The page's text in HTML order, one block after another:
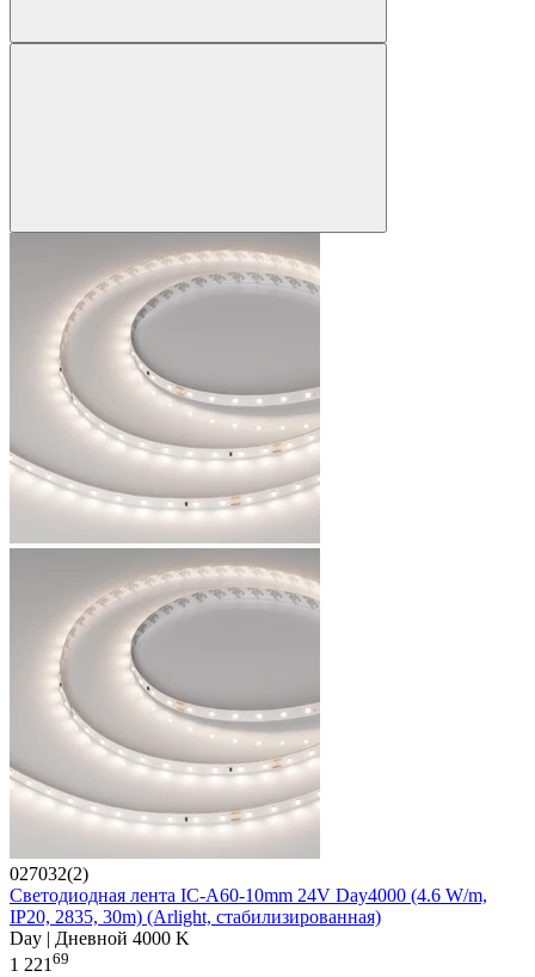
027032(2)
Светодиодная лента IC-A60-10mm 24V Day4000 (4.6 W/m,
IP20, 2835, 30m) (Arlight, стабилизированная)
Day | Дневной 4000 K
1 22169